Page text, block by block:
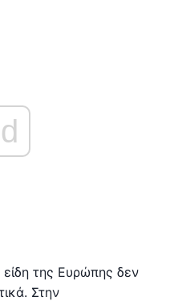
της Ευρώπης δεν
Στην